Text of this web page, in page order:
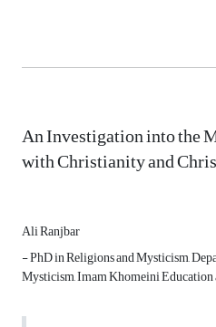
An Investigation into the
with Christianity and
Ali Ranjbar
- PhD in Religions and Mysticism,
Mysticism, Imam Khomeini Education